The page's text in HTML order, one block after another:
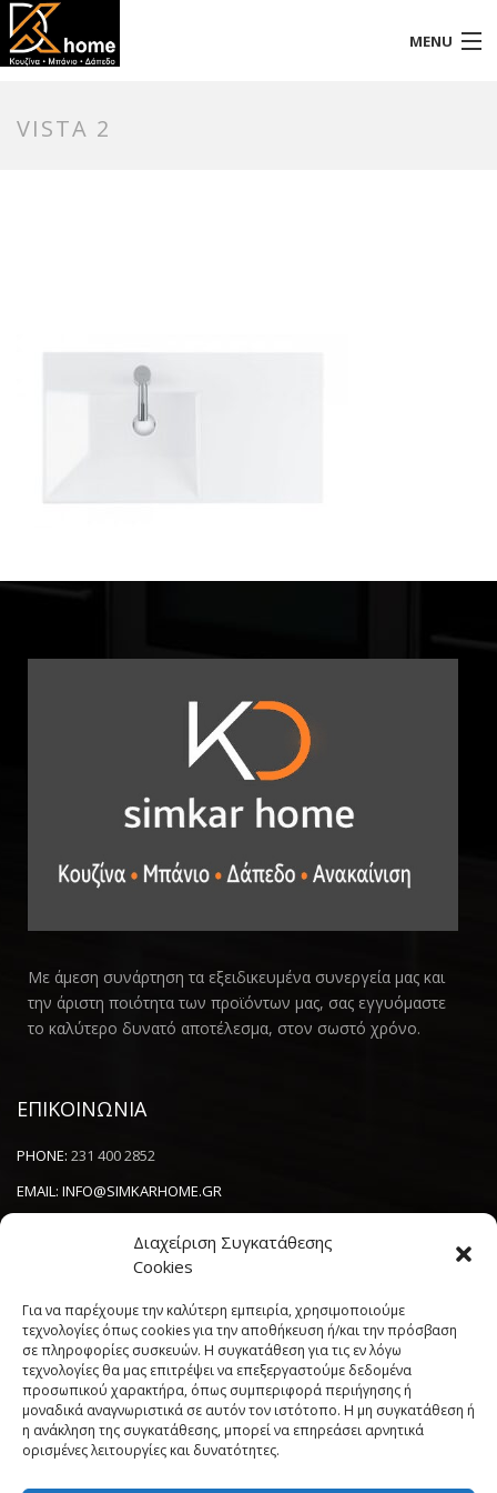
Διαχείριση Συγκατάθεσης
Cookies
Για να παρέχουμε την καλύτερη εμπειρία, χρησιμοποιούμε
τεχνολογίες όπως cookies για την αποθήκευση ή/και την πρόσβαση
σε πληροφορίες συσκευών. Η συγκατάθεση για τις εν λόγω
τεχνολογίες θα μας επιτρέψει να επεξεργαστούμε δεδομένα
προσωπικού χαρακτήρα, όπως συμπεριφορά περιήγησης ή
μοναδικά αναγνωριστικά σε αυτόν τον ιστότοπο. Η μη συγκατάθεση ή
η ανάκληση της συγκατάθεσης, μπορεί να επηρεάσει αρνητικά
ορισμένες λειτουργίες και δυνατότητες.
MENU
VISTA 2
Με άμεση συνάρτηση τα εξειδικευμένα συνεργεία μας και
την άριστη ποιότητα των προϊόντων μας, σας εγγυόμαστε
το καλύτερο δυνατό αποτέλεσμα, στον σωστό χρόνο.
ΕΠΙΚΟΙΝΩΝΙΑ
PHONE: 231 400 2852
EMAIL: INFO@SIMKARHOME.GR
NEWSLETTER
----------------------